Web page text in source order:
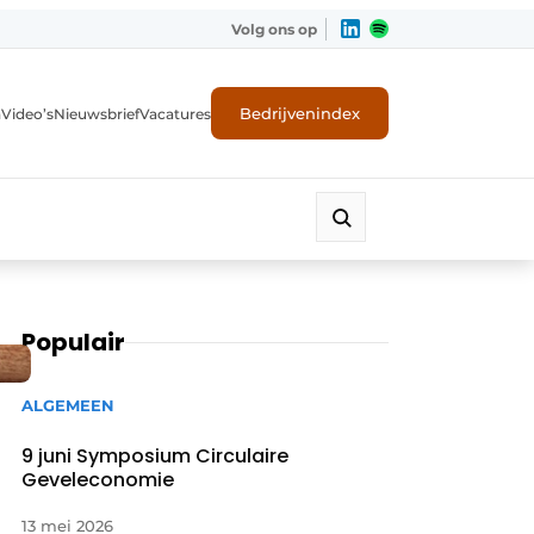
Volg ons op
Video’sNieuwsbriefVacatures Bedrijvenindex
Populair
ALGEMEEN
9 juni Symposium Circulaire
Geveleconomie
13 mei 2026